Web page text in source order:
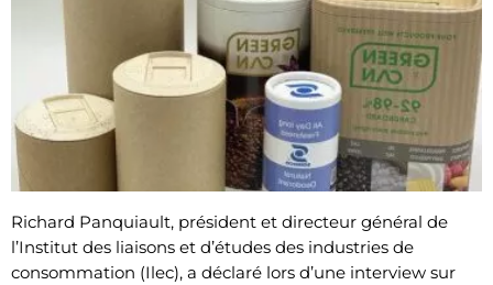
Richard Panquiault, président et directeur général de
l’Institut des liaisons et d’études des industries de
consommation (Ilec), a déclaré lors d’une interview sur